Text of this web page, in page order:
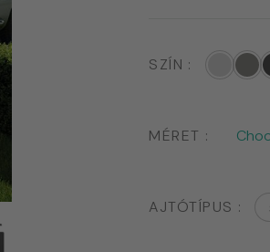
SZÍN
MÉRET
AJTÓTÍPUS